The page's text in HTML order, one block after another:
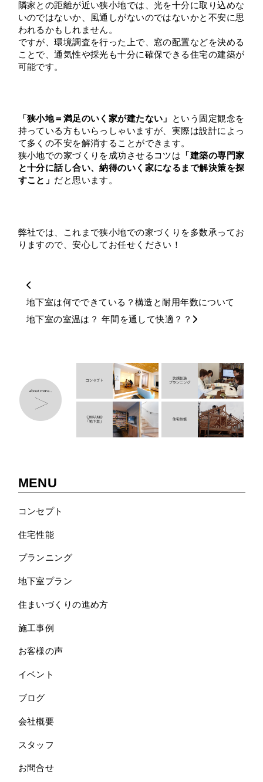
隣家との距離が近い狭小地では、光を十分に取り込めな
いのではないか、風通しがないのではないかと不安に思
われるかもしれません。
ですが、環境調査を行った上で、窓の配置などを決める
ことで、通気性や採光も十分に確保できる住宅の建築が
可能です。
「狭小地＝満足のいく家が建たない」
という固定観念を
持っている方もいらっしゃいますが、実際は設計によっ
て多くの不安を解消することができます。
狭小地での家づくりを成功させるコツは 「建築の専門家
と十分に話し合い、納得のいく家になるまで解決策を探
すこと」 だと思います。
弊社では、これまで狭小地での家づくりを多数承ってお
りますので、安心してお任せください！
地下室は何でできている？構造と耐用年数について
地下室の室温は？ 年間を通して快適？？
MENU
コンセプト
住宅性能
プランニング
地下室プラン
住まいづくりの進め方
施工事例
お客様の声
イベント
ブログ
会社概要
スタッフ
お問合せ